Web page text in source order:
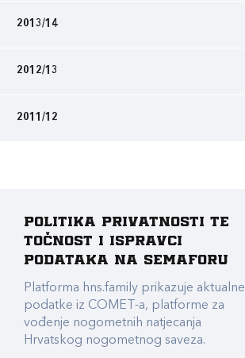
2013/14
2012/13
2011/12
Politika privatnosti te
točnost i ispravci
podataka na Semaforu
Platforma hns.family prikazuje aktualne
podatke iz COMET-a, platforme za
vođenje nogometnih natjecanja
Hrvatskog nogometnog saveza.